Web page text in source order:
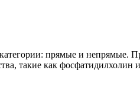
прямые и непрямые.
такие как